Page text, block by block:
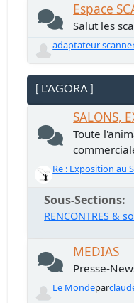
Espace
Salut les
adaptateur
[ L'AGORA ]
SALONS,
Toute
Re : Exposition au
Sous-Sections
RENCONTRES &
MEDIAS
Presse-
Le Mondepar